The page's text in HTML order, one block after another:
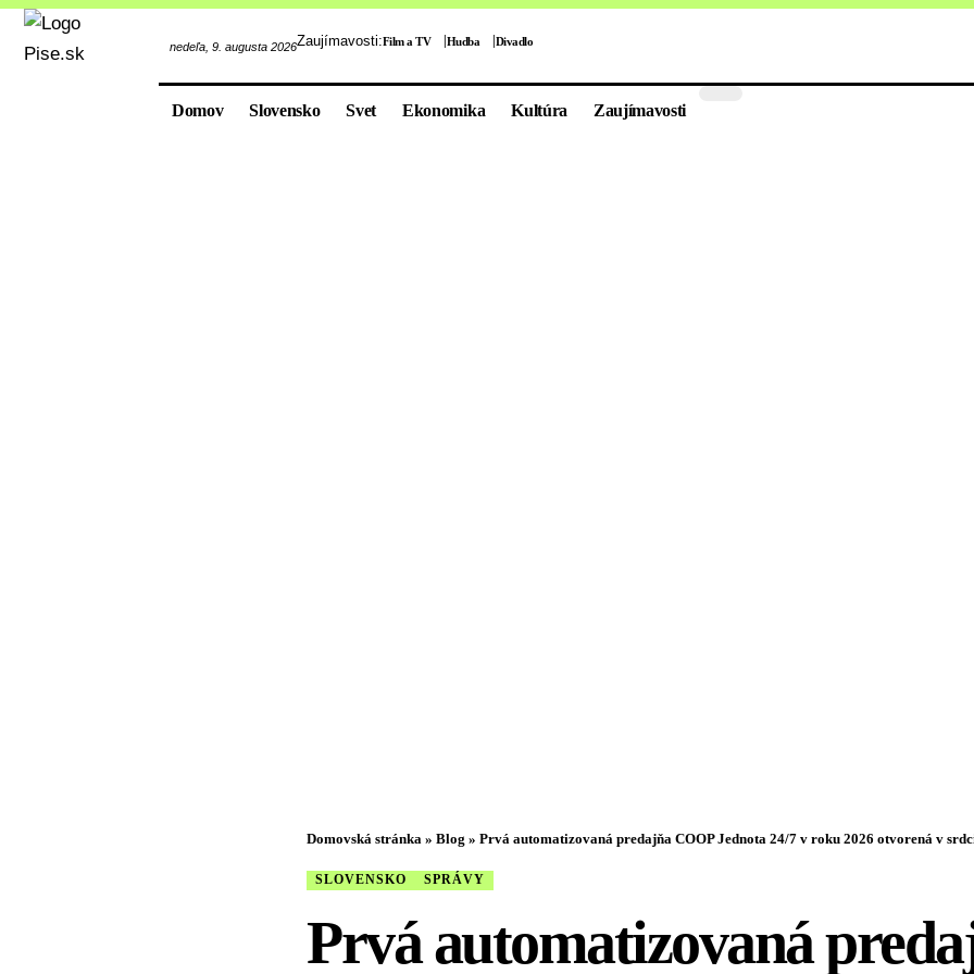
nedeľa, 9. augusta 2026Zaujímavosti:Film a TV Hudba Divadlo
Domov Slovensko Svet Ekonomika Kultúra Zaujímavosti
Domovská stránka » Blog » Prvá automatizovaná predajňa COOP Jednota 24/7 v roku 2026 otvorená v
SLOVENSKO SPRÁVY
Prvá automatizovaná